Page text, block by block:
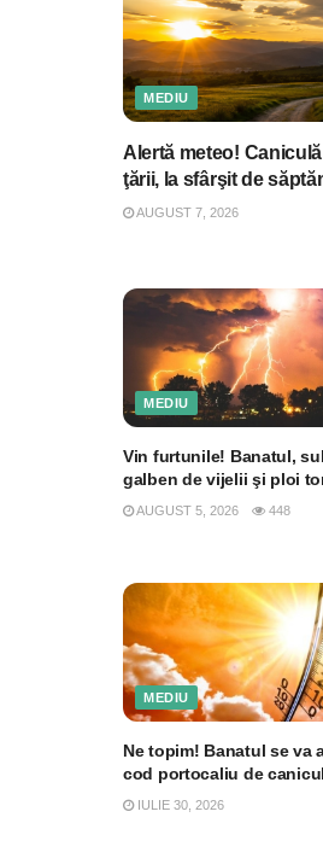
MEDIU
Alertă meteo!
ţării, la sfârşit de
AUGUST 7, 2026
MEDIU
Vin furtunile! Banatul,
galben de vijelii şi ploi
AUGUST 5, 2026 448
MEDIU
Ne topim! Banatul se va
cod portocaliu de
IULIE 30, 2026